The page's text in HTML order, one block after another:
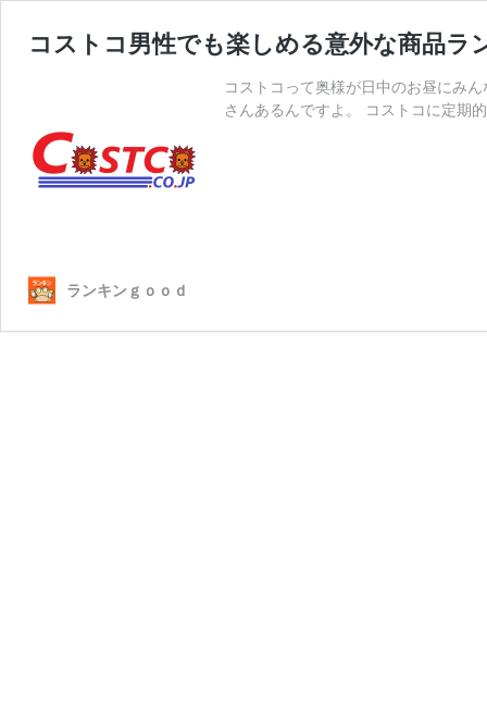
コストコ男性でも楽しめる意外な商品ラ
コストコって奥様が日中のお昼にみ
さんあるんですよ。 コストコに定期
ランキンｇｏｏｄ